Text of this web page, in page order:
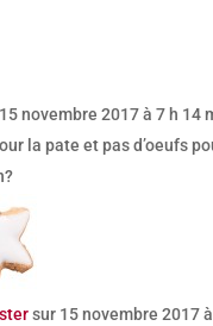
novembre 2017 à 7 h 14
la pate et pas d’oeufs
sur 15 novembre 2017